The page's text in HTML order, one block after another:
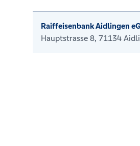
Raiffeisenbank Aidlingen
Hauptstrasse 8, 71134